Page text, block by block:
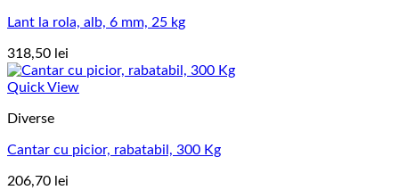
Lant la rola, alb, 6 mm, 25 kg
318,50 lei
Quick View
Diverse
Cantar cu picior, rabatabil, 300 Kg
206,70 lei